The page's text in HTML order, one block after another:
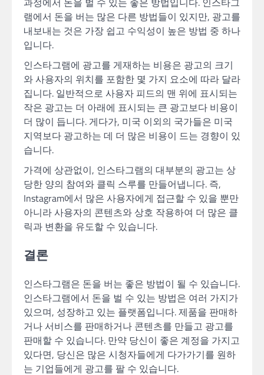
램에서 돈을 버는 많은 다른 방법들이 있지만, 광고를
내보내는 것은 가장 쉽고 수익성이 높은 방법 중 하나
입니다.
인스타그램에 광고를 게재하는 비용은 광고의 크기
와 사용자의 위치를 포함한 몇 가지 요소에 따라 달라
집니다. 일반적으로 사용자 피드의 맨 위에 표시되는
작은 광고는 더 아래에 표시되는 큰 광고보다 비용이
더 많이 듭니다. 게다가, 미국 이외의 국가들은 미국
지역보다 광고하는 데 더 많은 비용이 드는 경향이 있
습니다.
가격에 상관없이, 인스타그램의 대부분의 광고는 상
당한 양의 참여와 클릭 스루를 만들어냅니다. 즉,
Instagram에서 많은 사용자에게 접근할 수 있을 뿐만
아니라 사용자의 콘텐츠와 상호 작용하여 더 많은 클
릭과 변환을 유도할 수 있습니다.
결론
인스타그램은 돈을 버는 좋은 방법이 될 수 있습니다.
인스타그램에서 돈을 벌 수 있는 방법은 여러 가지가
있으며, 성장하고 있는 플랫폼입니다. 제품을 판매하
거나 서비스를 판매하거나 콘텐츠를 만들고 광고를
판매할 수 있습니다. 만약 당신이 좋은 계정을 가지고
있다면, 당신은 많은 시청자들에게 다가가기를 원하
는 기업들에게 광고를 팔 수 있습니다.